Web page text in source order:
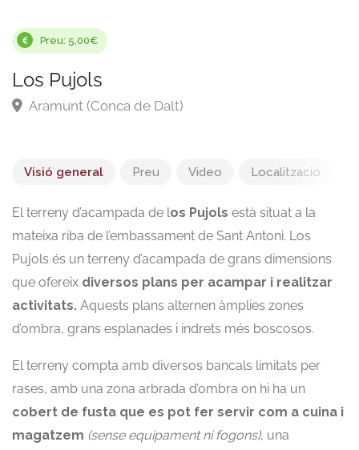
Preu: 5,00€
Los Pujols
Aramunt (Conca de Dalt)
Visió general Preu Video Localització
El terreny d’acampada de los Pujols està situat a la
mateixa riba de l’embassament de Sant Antoni. Los
Pujols és un terreny d’acampada de grans dimensions
que ofereix diversos plans per acampar i realitzar
activitats. Aquests plans alternen àmplies zones
d’ombra, grans esplanades i indrets més boscosos.
El terreny compta amb diversos bancals limitats per
rases, amb una zona arbrada d’ombra on hi ha un
cobert de fusta que es pot fer servir com a cuina i
magatzem (sense equipament ni fogons), una